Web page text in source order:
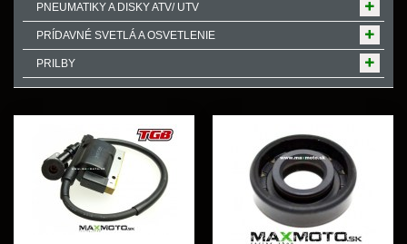
PNEUMATIKY A DISKY ATV/ UTV
PRÍDAVNÉ SVETLÁ A OSVETLENIE
PRILBY